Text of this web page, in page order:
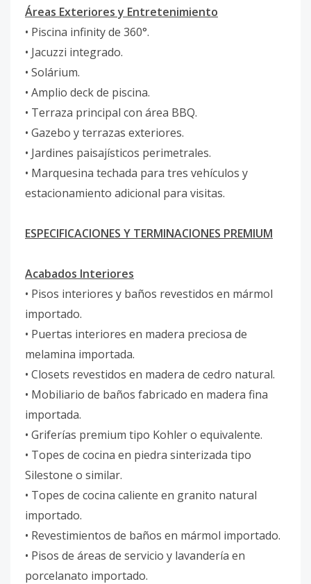
Áreas Exteriores y Entretenimiento
• Piscina infinity de 360°.
• Jacuzzi integrado.
• Solárium.
• Amplio deck de piscina.
• Terraza principal con área BBQ.
• Gazebo y terrazas exteriores.
• Jardines paisajísticos perimetrales.
• Marquesina techada para tres vehículos y
estacionamiento adicional para visitas.
ESPECIFICACIONES Y TERMINACIONES PREMIUM
Acabados Interiores
• Pisos interiores y baños revestidos en mármol
importado.
• Puertas interiores en madera preciosa de
melamina importada.
• Closets revestidos en madera de cedro natural.
• Mobiliario de baños fabricado en madera fina
importada.
• Griferías premium tipo Kohler o equivalente.
• Topes de cocina en piedra sinterizada tipo
Silestone o similar.
• Topes de cocina caliente en granito natural
importado.
• Revestimientos de baños en mármol importado.
• Pisos de áreas de servicio y lavandería en
porcelanato importado.